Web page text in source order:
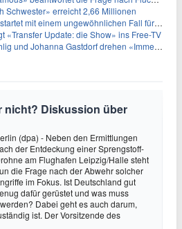
Schwester» erreicht 2,66 Millionen
mit einem ungewöhnlichen Fall für Charlotte Lindholm
«Transfer Update: die Show» ins Free-TV
und Johanna Gastdorf drehen «Immer fehlt was»
nicht? Diskussion über
(dpa) - Neben den Ermittlungen
der Entdeckung einer Sprengstoff-
am Flughafen Leipzig/Halle steht
die Frage nach der Abwehr solcher
im Fokus. Ist Deutschland gut
dafür gerüstet und was muss
Dabei geht es auch darum,
ist. Der Vorsitzende des